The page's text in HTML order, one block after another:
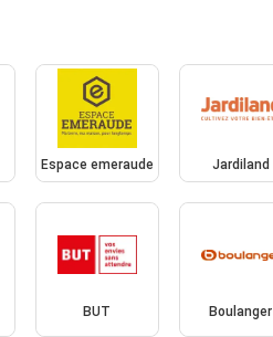
Espace emeraude Jardiland
BUT Boulanger